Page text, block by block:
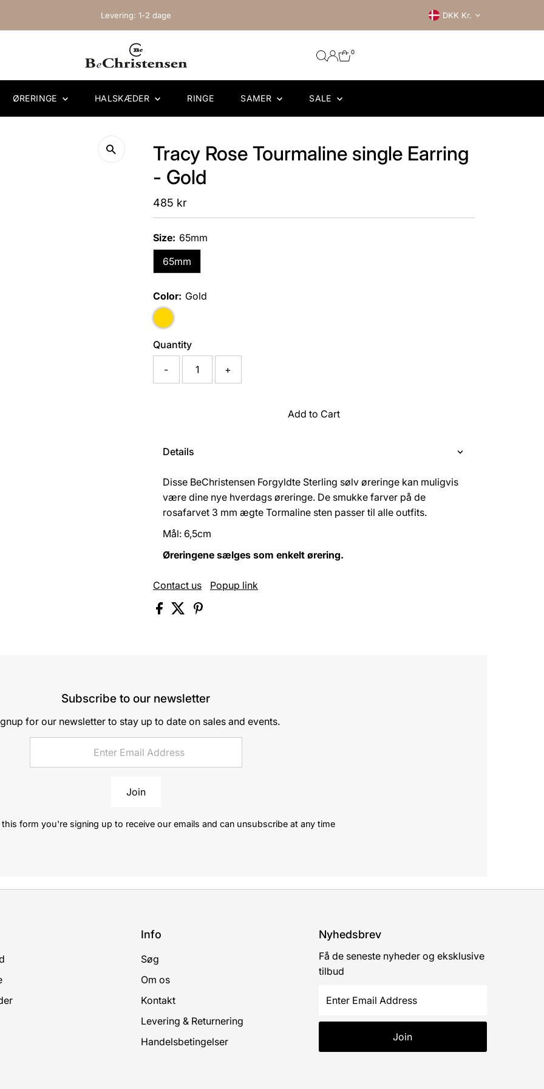
Levering: 1-2 dage Currency
DKK Kr.
0
ØRERINGE HALSKÆDER RINGE SAMER SALE
Tracy Rose Tourmaline single Earring
- Gold
Regular
Price
485 kr
Size: 65mm
65mm
Color: Gold
Quantity
- +
Add to Cart
Details
Disse BeChristensen Forgyldte Sterling sølv øreringe kan muligvis
være dine nye hverdags øreringe. De smukke farver på de
rosafarvet 3 mm ægte Tormaline sten passer til alle outfits.
Mål: 6,5cm
Øreringene sælges som enkelt ørering.
Contact us Popup link
Subscribe to our newsletter
for our newsletter to stay up to date on sales and events.
Join
form you're signing up to receive our emails and can unsubscribe at any time
Info
Søg
Om os
Kontakt
Levering & Returnering
Handelsbetingelser
Nyhedsbrev
Få de seneste nyheder og eksklusive
tilbud
Email
Address
Join